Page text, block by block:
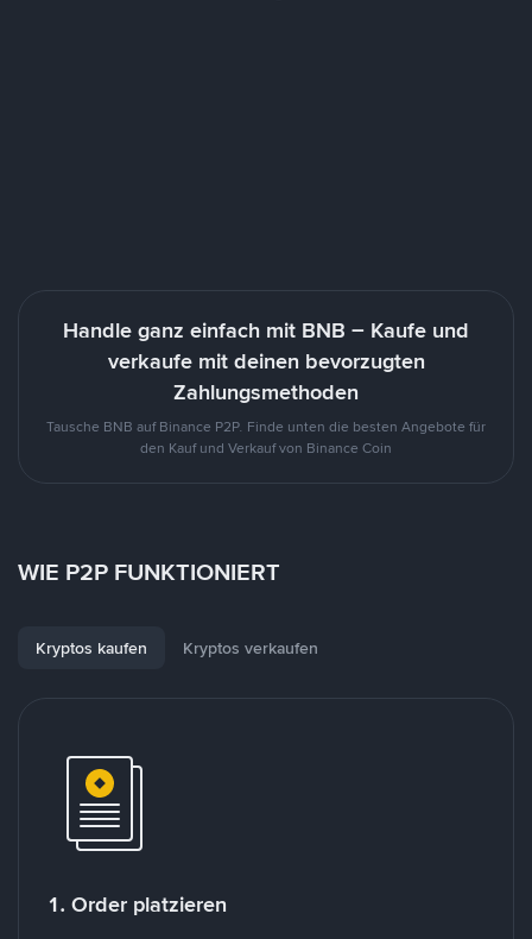
Handle ganz einfach mit BNB – Kaufe und
verkaufe mit deinen bevorzugten
Zahlungsmethoden
Tausche BNB auf Binance P2P. Finde unten die besten Angebote für
den Kauf und Verkauf von Binance Coin
WIE P2P FUNKTIONIERT
Kryptos kaufen Kryptos verkaufen
1. Order platzieren